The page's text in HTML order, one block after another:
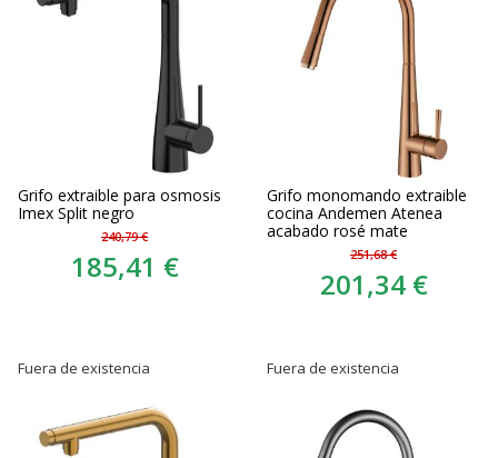
Grifo extraible para osmosis
Imex Split negro
240,79 €
185,41 €
Fuera de existencia
Grifo monomando extraible
cocina Andemen Atenea
acabado rosé mate
251,68 €
201,34 €
Fuera de existencia